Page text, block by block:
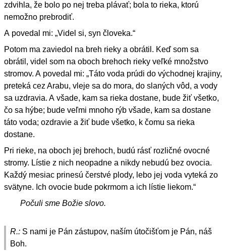
zdvihla, že bolo po nej treba plávať; bola to rieka, ktorú
nemožno prebrodiť.
A povedal mi: „Videl si, syn človeka.“
Potom ma zaviedol na breh rieky a obrátil. Keď som sa
obrátil, videl som na oboch brehoch rieky veľké množstvo
stromov. A povedal mi: „Táto voda prúdi do východnej krajiny,
preteká cez Arabu, vleje sa do mora, do slaných vôd, a vody
sa uzdravia. A všade, kam sa rieka dostane, bude žiť všetko,
čo sa hýbe; bude veľmi mnoho rýb všade, kam sa dostane
táto voda; ozdravie a žiť bude všetko, k čomu sa rieka
dostane.
Pri rieke, na oboch jej brehoch, budú rásť rozličné ovocné
stromy. Lístie z nich neopadne a nikdy nebudú bez ovocia.
Každý mesiac prinesú čerstvé plody, lebo jej voda vyteká zo
svätyne. Ich ovocie bude pokrmom a ich lístie liekom.“
Počuli sme Božie slovo.
R.: S nami je Pán zástupov, naším útočišťom je Pán, náš
Boh.